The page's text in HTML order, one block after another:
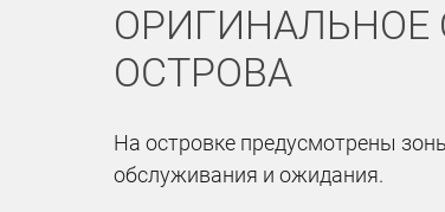
ОСТРОВА
На островке предусмотрены
обслуживания и ожидания.